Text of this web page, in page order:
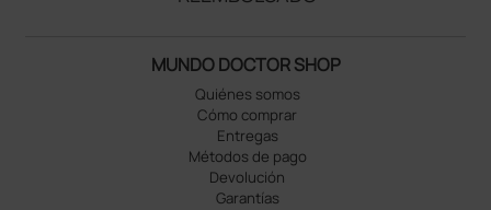
MUNDO DOCTOR SHOP
Quiénes somos
Cómo comprar
Entregas
Métodos de pago
Devolución
Garantías